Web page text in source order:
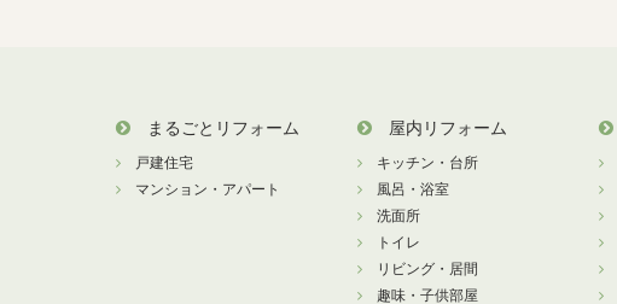
まるごとリフォーム
戸建住宅
マンション・アパート
屋内リフォーム
キッチン・台所
風呂・浴室
洗面所
トイレ
リビング・居間
趣味・子供部屋